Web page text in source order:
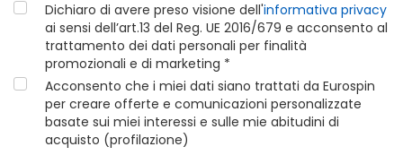
Dichiaro di avere preso visione dell'informativa privacy
ai sensi dell’art.13 del Reg. UE 2016/679 e acconsento al
trattamento dei dati personali per finalità
promozionali e di marketing *
Acconsento che i miei dati siano trattati da Eurospin
per creare offerte e comunicazioni personalizzate
basate sui miei interessi e sulle mie abitudini di
acquisto (profilazione)